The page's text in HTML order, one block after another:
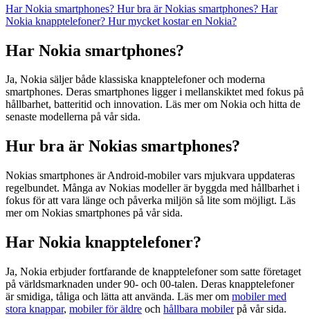
Har Nokia smartphones? Hur bra är Nokias smartphones? Har
Nokia knapptelefoner? Hur mycket kostar en Nokia?
Har Nokia smartphones?
Ja, Nokia säljer både klassiska knapptelefoner och moderna
smartphones. Deras smartphones ligger i mellanskiktet med fokus på
hållbarhet, batteritid och innovation. Läs mer om Nokia och hitta de
senaste modellerna på vår sida.
Hur bra är Nokias smartphones?
Nokias smartphones är Android-mobiler vars mjukvara uppdateras
regelbundet. Många av Nokias modeller är byggda med hållbarhet i
fokus för att vara länge och påverka miljön så lite som möjligt. Läs
mer om Nokias smartphones på vår sida.
Har Nokia knapptelefoner?
Ja, Nokia erbjuder fortfarande de knapptelefoner som satte företaget
på världsmarknaden under 90- och 00-talen. Deras knapptelefoner
är smidiga, tåliga och lätta att använda. Läs mer om mobiler med
stora knappar, mobiler för äldre och hållbara mobilerpå vår sida.